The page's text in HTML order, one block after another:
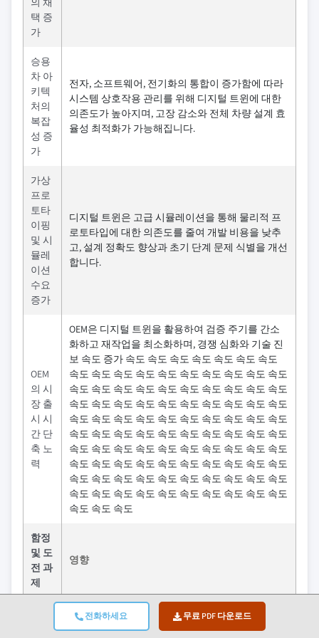
전화하세요 무료 PDF 다운로드
택 증
가
승용
차 아
키텍
처의
복잡
성 증
가
전자, 소프트웨어, 전기화의 통합이 증가함에 따라
시스템 상호작용 관리를 위해 디지털 트윈에 대한
의존도가 높아지며, 고장 감소와 전체 차량 설계 효
율성 최적화가 가능해집니다.
가상
프로
토타
이핑
및 시
뮬레
이션
수요
증가
디지털 트윈은 고급 시뮬레이션을 통해 물리적 프
로토타입에 대한 의존도를 줄여 개발 비용을 낮추
고, 설계 정확도 향상과 초기 단계 문제 식별을 개선
합니다.
OEM
의 시
장 출
시 시
간 단
축 노
력
OEM은 디지털 트윈을 활용하여 검증 주기를 간소
화하고 재작업을 최소화하며, 경쟁 심화와 기술 진
보 속도 증가 속도 속도 속도 속도 속도 속도 속도
속도 속도 속도 속도 속도 속도 속도 속도 속도 속도
속도 속도 속도 속도 속도 속도 속도 속도 속도 속도
속도 속도 속도 속도 속도 속도 속도 속도 속도 속도
속도 속도 속도 속도 속도 속도 속도 속도 속도 속도
속도 속도 속도 속도 속도 속도 속도 속도 속도 속도
속도 속도 속도 속도 속도 속도 속도 속도 속도 속도
속도 속도 속도 속도 속도 속도 속도 속도 속도 속도
속도 속도 속도 속도 속도 속도 속도 속도 속도 속도
속도 속도 속도 속도 속도 속도 속도 속도 속도 속도
속도 속도 속도
함정
및 도
전 과
제
영향
모델링 도구, 데이터 인프라, 시스템 통합에 대한 초